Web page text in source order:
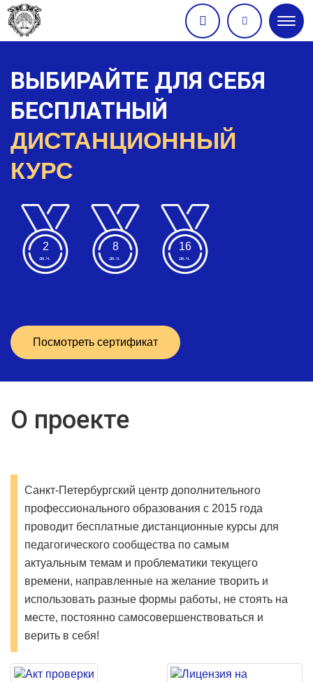
ВЫБИРАЙТЕ ДЛЯ СЕБЯ
БЕСПЛАТНЫЙ
ДИСТАНЦИОННЫЙ
КУРС
2 8 16
Посмотреть сертификат
О проекте
Санкт-Петербургский центр дополнительного
профессионального образования с 2015 года
проводит бесплатные дистанционные курсы для
педагогического сообщества по самым
актуальным темам и проблематики текущего
времени, направленные на желание творить и
использовать разные формы работы, не стоять на
месте, постоянно самосовершенствоваться и
верить в себя!